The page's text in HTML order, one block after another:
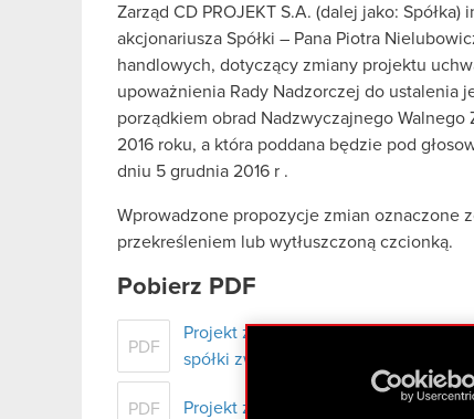
Zarząd CD PROJEKT S.A. (dalej jako:
akcjonariusza Spółki – Pana Piotra
handlowych, dotyczący zmiany projektu
upoważnienia Rady Nadzorczej do
porządkiem obrad Nadzwyczajnego Walnego
2016 roku, a która poddana będzie pod
dniu 5 grudnia 2016 r .
Wprowadzone propozycje zmian oznaczone
przekreśleniem lub wytłuszczoną czcionką.
Pobierz PDF
PDF
Projekt zmiany uchwały objętej
spółki zwołanego na dzień 29
PDF Projekt zmienionej uchwały złożony